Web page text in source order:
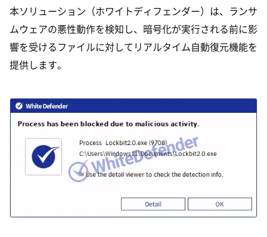
本ソリューション（ホワイトディフェンダー）は、ランサ
ムウェアの悪性動作を検知し、暗号化が実行される前に影
響を受けるファイルに対してリアルタイム自動復元機能を
提供します。